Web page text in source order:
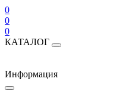
0
0
0
КАТАЛОГ
Информация